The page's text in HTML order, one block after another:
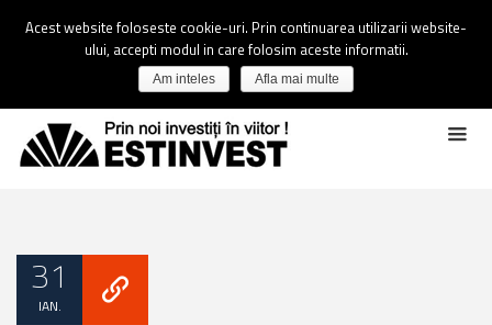
31
IAN.
Acest website foloseste cookie-uri. Prin continuarea utilizarii website-
ului, accepti modul in care folosim aceste informatii.
Am inteles Afla mai multe